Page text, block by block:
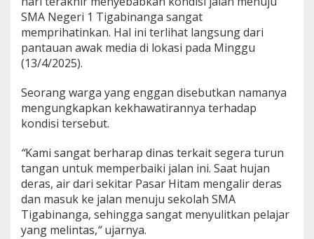
j
a
n
D
s
SMA Negeri 1 Tigabinanga sangat
memprihatinkan. Hal ini terlihat langsung dari
pantauan awak media di lokasi pada Minggu
(13/4/2025).
Seorang warga yang enggan disebutkan namanya
mengungkapkan kekhawatirannya terhadap
kondisi tersebut.
“Kami sangat berharap dinas terkait segera turun
tangan untuk memperbaiki jalan ini. Saat hujan
deras, air dari sekitar Pasar Hitam mengalir deras
dan masuk ke jalan menuju sekolah SMA
Tigabinanga, sehingga sangat menyulitkan pelajar
yang melintas,“ujarnya.